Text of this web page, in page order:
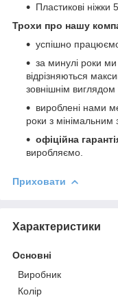
Пластикові ніжки
Трохи про нашу
успішно
за минулі роки
відрізняються
зовнішнім виглядом
вироблені нами
роки з мінімальним
офіційна
виробляємо.
Приховати
Характеристики
Основні
Виробник
Колір